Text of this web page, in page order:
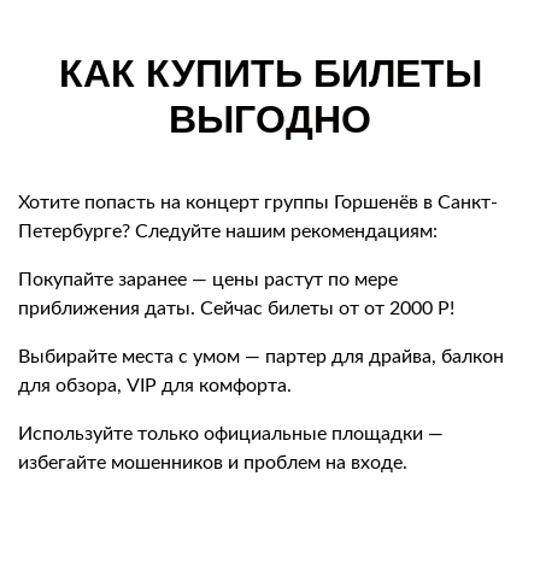
КАК КУПИТЬ БИЛЕТЫ
ВЫГОДНО
Хотите попасть на концерт группы Горшенёв в Санкт-
Петербурге? Следуйте нашим рекомендациям:
Покупайте заранее — цены растут по мере
приближения даты. Сейчас билеты от от 2000 Р!
Выбирайте места с умом — партер для драйва, балкон
для обзора, VIP для комфорта.
Используйте только официальные площадки —
избегайте мошенников и проблем на входе.